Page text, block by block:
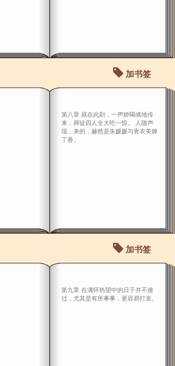
加书签
第八章 就在此刻，一声娇喝倏地传
来，师徒四人全大吃一惊。 人随声
现，来的，赫然是朱媛媛与青衣美婢
丁香。
加书签
第九章 在满怀热望中的日子并不难
过，尤其是有所事事，更容易打发。